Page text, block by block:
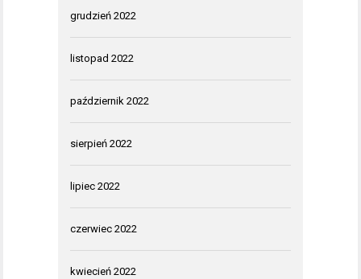
grudzień 2022
listopad 2022
październik 2022
sierpień 2022
lipiec 2022
czerwiec 2022
kwiecień 2022